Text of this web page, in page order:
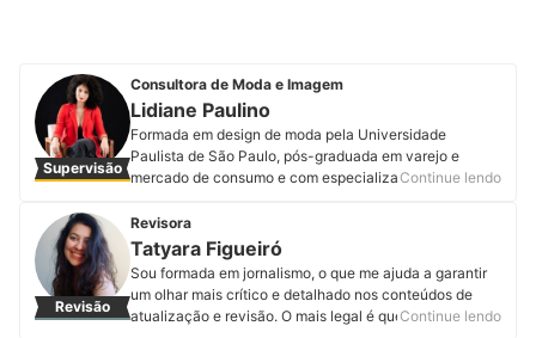
Supervisão
Consultora de Moda e Imagem
Lidiane Paulino
Formada em design de moda pela Universidade
Paulista de São Paulo, pós-graduada em varejo e
mercado de consumo e com especialização em
Lidiane Paulino já tem mais de 15 anos de experiência.
Em sua trajetória profissional atuou no setor têxtil,
confecção e desenvolvimento de produto, onde foi
responsável pelo desenvolvimento de diversas
coleções. Atualmente ministra cursos para formação de
novos consultores de imagem, com alunas no Brasil e
Continue lendo
Revisão
Revisora
Tatyara Figueiró
Sou formada em jornalismo, o que me ajuda a garantir
um olhar mais crítico e detalhado nos conteúdos de
atualização e revisão. O mais legal é que, como o
Continue lendo